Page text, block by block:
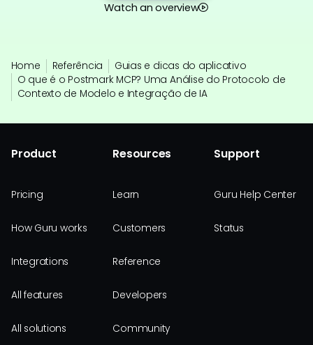
Watch an overview
Home Referência
Guias e dicas do aplicativo
O que é o Postmark MCP? Uma Análise do Protocolo de
Contexto de Modelo e Integração de IA
Product
Pricing
How Guru works
Integrations
All features
All solutions
Resources
Learn
Customers
Reference
Developers
Community
Support
Guru Help Center
Status